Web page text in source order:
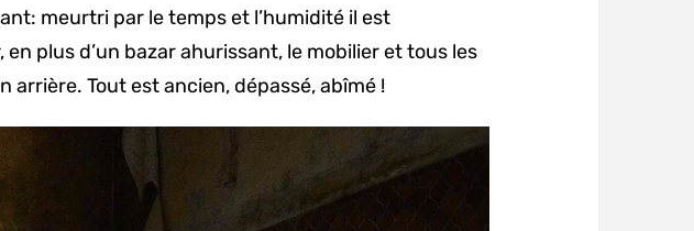
meurtri par le temps et l’humidité il est
plus d’un bazar ahurissant, le mobilier et tous les
Tout est ancien, dépassé, abîmé !